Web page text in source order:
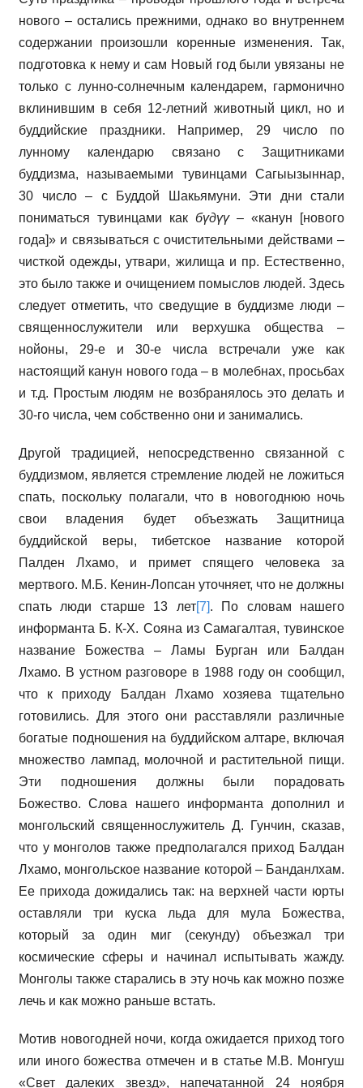
нового – остались прежними, однако во внутреннем
содержании произошли коренные изменения. Так,
подготовка к нему и сам Новый год были увязаны не
только с лунно-солнечным календарем, гармонично
вклинившим в себя 12-летний животный цикл, но и
буддийские праздники. Например, 29 число по
лунному календарю связано с Защитниками
буддизма, называемыми тувинцами Сагыызыннар,
30 число – с Буддой Шакьямуни. Эти дни стали
пониматься тувинцами как бүдүү– «канун [нового
года]» и связываться с очистительными действами –
чисткой одежды, утвари, жилища и пр. Естественно,
это было также и очищением помыслов людей. Здесь
следует отметить, что сведущие в буддизме люди –
священнослужители или верхушка общества –
нойоны, 29-е и 30-е числа встречали уже как
настоящий канун нового года – в молебнах, просьбах
и т.д. Простым людям не возбранялось это делать и
30-го числа, чем собственно они и занимались.
Другой традицией, непосредственно связанной с
буддизмом, является стремление людей не ложиться
спать, поскольку полагали, что в новогоднюю ночь
свои владения будет объезжать Защитница
буддийской веры, тибетское название которой
Палден Лхамо, и примет спящего человека за
мертвого. М.Б. Кенин-Лопсан уточняет, что не должны
спать люди старше 13 лет[7]. По словам нашего
информанта Б. К-Х. Сояна из Самагалтая, тувинское
название Божества – Ламы Бурган или Балдан
Лхамо. В устном разговоре в 1988 году он сообщил,
что к приходу Балдан Лхамо хозяева тщательно
готовились. Для этого они расставляли различные
богатые подношения на буддийском алтаре, включая
множество лампад, молочной и растительной пищи.
Эти подношения должны были порадовать
Божество. Слова нашего информанта дополнил и
монгольский священнослужитель Д. Гунчин, сказав,
что у монголов также предполагался приход Балдан
Лхамо, монгольское название которой – Банданлхам.
Ее прихода дожидались так: на верхней части юрты
оставляли три куска льда для мула Божества,
который за один миг (секунду) объезжал три
космические сферы и начинал испытывать жажду.
Монголы также старались в эту ночь как можно позже
лечь и как можно раньше встать.
Мотив новогодней ночи, когда ожидается приход того
или иного божества отмечен и в статье М.В. Монгуш
«Свет далеких звезд», напечатанной 24 ноября